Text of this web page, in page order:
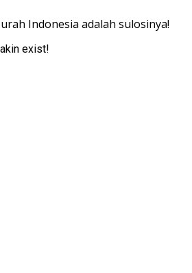
Indonesia adalah sulosinya!
exist!